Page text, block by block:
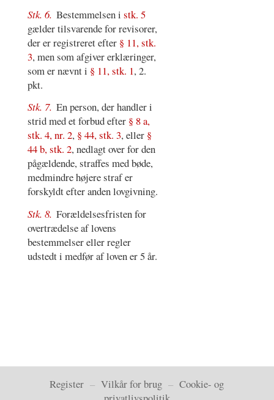
Stk. 6. Bestemmelsen istk. 5
gælder tilsvarende for revisorer,
der er registreret efter § 11, stk.
3, men som afgiver erklæringer,
som er nævnt i § 11, stk. 1, 2.
pkt.
Stk. 7. En person, der handler i
strid med et forbud efter § 8 a,
stk. 4, nr. 2, § 44, stk. 3, eller §
44 b, stk. 2, nedlagt over for den
pågældende, straffes med bøde,
medmindre højere straf er
forskyldt efter anden lovgivning.
Stk. 8. Forældelsesfristen for
overtrædelse af lovens
bestemmelser eller regler
udstedt i medfør af loven er 5 år.
Register –Vilkår for brug –Cookie- og